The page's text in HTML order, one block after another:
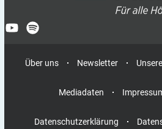
Über uns Newsletter
Mediadaten
Datenschutzerklärung